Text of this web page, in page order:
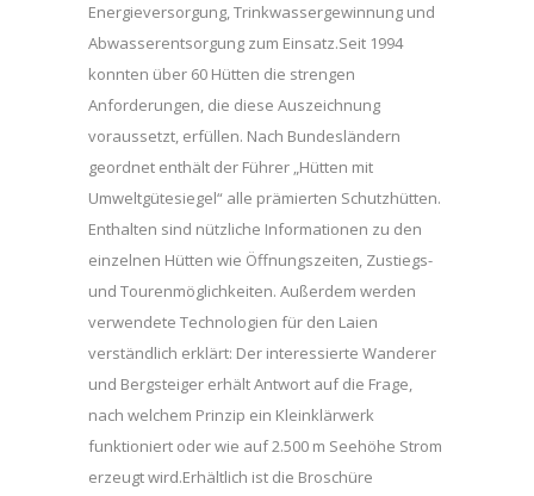
Energieversorgung, Trinkwassergewinnung und
Abwasserentsorgung zum Einsatz.Seit 1994
konnten über 60 Hütten die strengen
Anforderungen, die diese Auszeichnung
voraussetzt, erfüllen. Nach Bundesländern
geordnet enthält der Führer „Hütten mit
Umweltgütesiegel“ alle prämierten Schutzhütten.
Enthalten sind nützliche Informationen zu den
einzelnen Hütten wie Öffnungszeiten, Zustiegs-
und Tourenmöglichkeiten. Außerdem werden
verwendete Technologien für den Laien
verständlich erklärt: Der interessierte Wanderer
und Bergsteiger erhält Antwort auf die Frage,
nach welchem Prinzip ein Kleinklärwerk
funktioniert oder wie auf 2.500 m Seehöhe Strom
erzeugt wird.Erhältlich ist die Broschüre